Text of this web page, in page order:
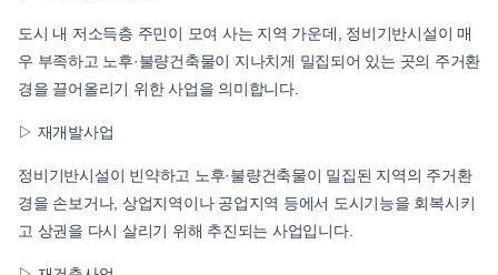
도시 내 저소득층 주민이 모여 사는 지역 가운데, 정비기반시설이 매
우 부족하고 노후·불량건축물이 지나치게 밀집되어 있는 곳의 주거환
경을 끌어올리기 위한 사업을 의미합니다.
▷ 재개발사업
정비기반시설이 빈약하고 노후·불량건축물이 밀집된 지역의 주거환
경을 손보거나, 상업지역이나 공업지역 등에서 도시기능을 회복시키
고 상권을 다시 살리기 위해 추진되는 사업입니다.